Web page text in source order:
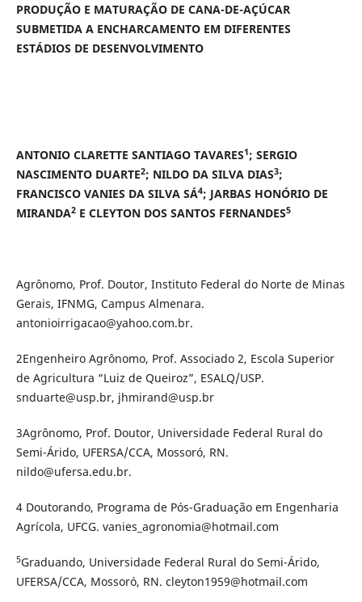
PRODUÇÃO E MATURAÇÃO DE CANA-DE-AÇÚCAR
SUBMETIDA A ENCHARCAMENTO EM DIFERENTES
ESTÁDIOS DE DESENVOLVIMENTO
ANTONIO CLARETTE SANTIAGO TAVARES1; SERGIO
NASCIMENTO DUARTE2; NILDO DA SILVA DIAS3;
FRANCISCO VANIES DA SILVA SÁ4; JARBAS HONÓRIO DE
MIRANDA2E CLEYTON DOS SANTOS FERNANDES5
Agrônomo, Prof. Doutor, Instituto Federal do Norte de Minas
Gerais, IFNMG, Campus Almenara.
antonioirrigacao@yahoo.com.br.
2Engenheiro Agrônomo, Prof. Associado 2, Escola Superior
de Agricultura “Luiz de Queiroz”, ESALQ/USP.
snduarte@usp.br, jhmirand@usp.br
3Agrônomo, Prof. Doutor, Universidade Federal Rural do
Semi-Árido, UFERSA/CCA, Mossoró, RN.
nildo@ufersa.edu.br.
4 Doutorando, Programa de Pós-Graduação em Engenharia
Agrícola, UFCG. vanies_agronomia@hotmail.com
5Graduando, Universidade Federal Rural do Semi-Árido,
UFERSA/CCA, Mossoró, RN. cleyton1959@hotmail.com